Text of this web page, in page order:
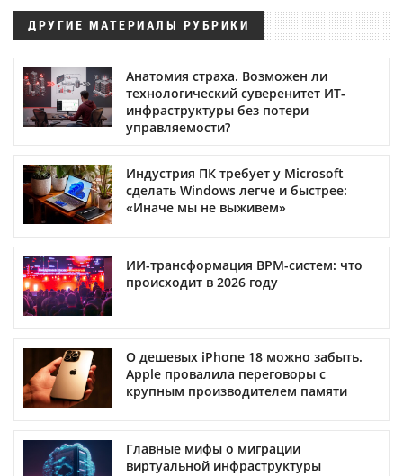
ДРУГИЕ МАТЕРИАЛЫ РУБРИКИ
Анатомия страха. Возможен ли
технологический суверенитет ИТ-
инфраструктуры без потери
управляемости?
Индустрия ПК требует у Microsoft
сделать Windows легче и быстрее:
«Иначе мы не выживем»
ИИ-трансформация BPM-систем: что
происходит в 2026 году
О дешевых iPhone 18 можно забыть.
Apple провалила переговоры с
крупным производителем памяти
Главные мифы о миграции
виртуальной инфраструктуры